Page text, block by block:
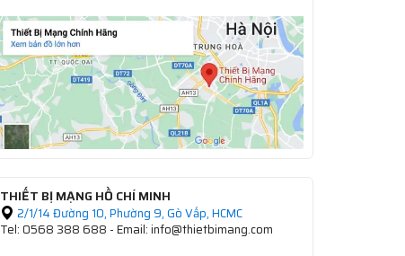
THIẾT BỊ MẠNG HỒ CHÍ MINH
2/1/14 Đường 10, Phường 9, Gò Vấp, HCMC
Tel: 0568 388 688 - Email: info@thietbimang.com